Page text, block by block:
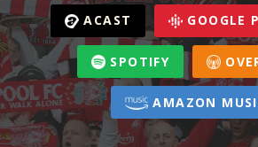
ACAST GOOGLE
SPOTIFY
AMAZON